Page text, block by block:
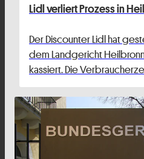
Lidl verliert Prozess in
Der Discounter Lidl hat
dem Landgericht
kassiert. Die